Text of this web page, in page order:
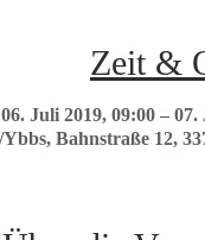
Zeit &
06. Juli 2019, 09:00 –
Bahnstraße 12,